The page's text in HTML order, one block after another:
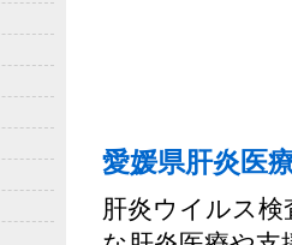
愛媛県肝炎医
肝炎ウイルス